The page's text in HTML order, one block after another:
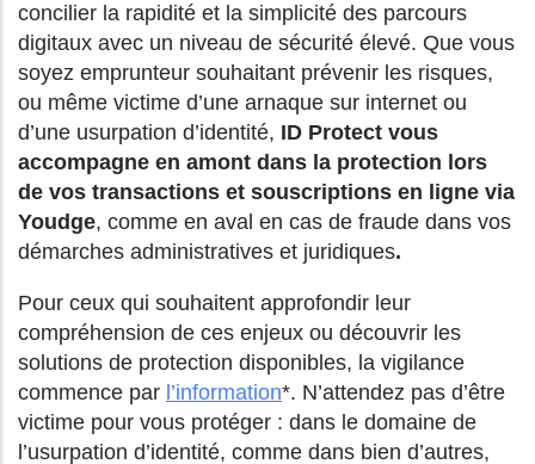
concilier la rapidité et la simplicité des parcours
digitaux avec un niveau de sécurité élevé. Que vous
soyez emprunteur souhaitant prévenir les risques,
ou même victime d’une arnaque sur internet ou
d’une usurpation d’identité, ID Protect vous
accompagne en amont dans la protection lors
de vos transactions et souscriptions en ligne via
Youdge, comme en aval en cas de fraude dans vos
démarches administratives et juridiques.
Pour ceux qui souhaitent approfondir leur
compréhension de ces enjeux ou découvrir les
solutions de protection disponibles, la vigilance
commence par l’information*. N’attendez pas d’être
victime pour vous protéger : dans le domaine de
l’usurpation d’identité, comme dans bien d’autres,